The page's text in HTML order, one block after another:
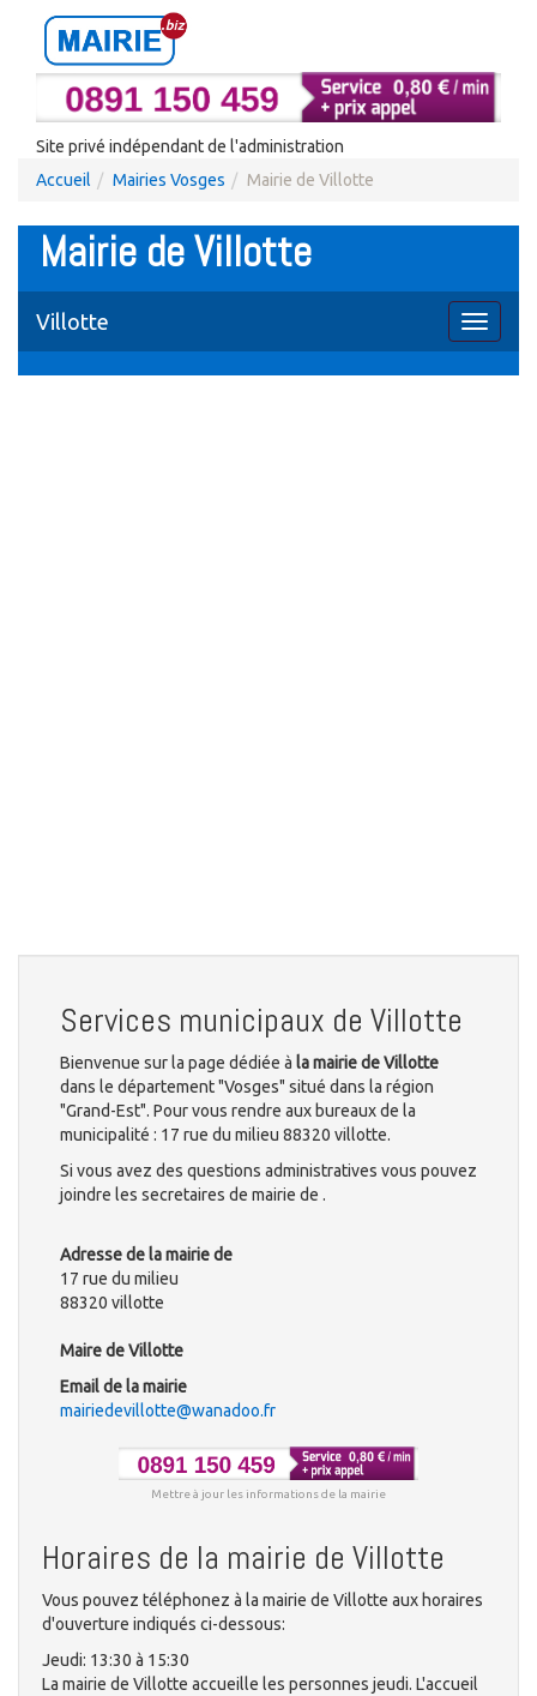
Site privé indépendant de l'administration
Accueil
Mairies Vosges Mairie de Villotte
Mairie de Villotte
Toggle
Villotte
Services municipaux de Villotte
Bienvenue sur la page dédiée à la mairie de Villotte
dans le département "Vosges" situé dans la région
"Grand-Est". Pour vous rendre aux bureaux de la
municipalité : 17 rue du milieu 88320 villotte.
Si vous avez des questions administratives vous pouvez
joindre les secretaires de mairie de .
Adresse de la mairie de
17 rue du milieu
88320 villotte
Maire de Villotte
Email de la mairie
mairiedevillotte@wanadoo.fr
Mettre à jour les informations de la mairie
Horaires de la mairie de Villotte
Vous pouvez téléphonez à la mairie de Villotte aux horaires
d'ouverture indiqués ci-dessous:
Jeudi: 13:30 à 15:30
La mairie de Villotte accueille les personnes jeudi. L'accueil